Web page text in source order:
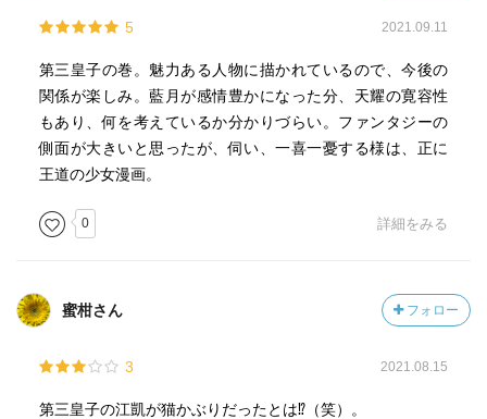
5 2021.09.11
第三皇子の巻。魅力ある人物に描かれているので、今後の
関係が楽しみ。藍月が感情豊かになった分、天耀の寛容性
もあり、何を考えているか分かりづらい。ファンタジーの
側面が大きいと思ったが、伺い、一喜一憂する様は、正に
王道の少女漫画。
0 詳細をみる
蜜柑さん フォロー
3 2021.08.15
第三皇子の江凱が猫かぶりだったとは⁉︎（笑）。